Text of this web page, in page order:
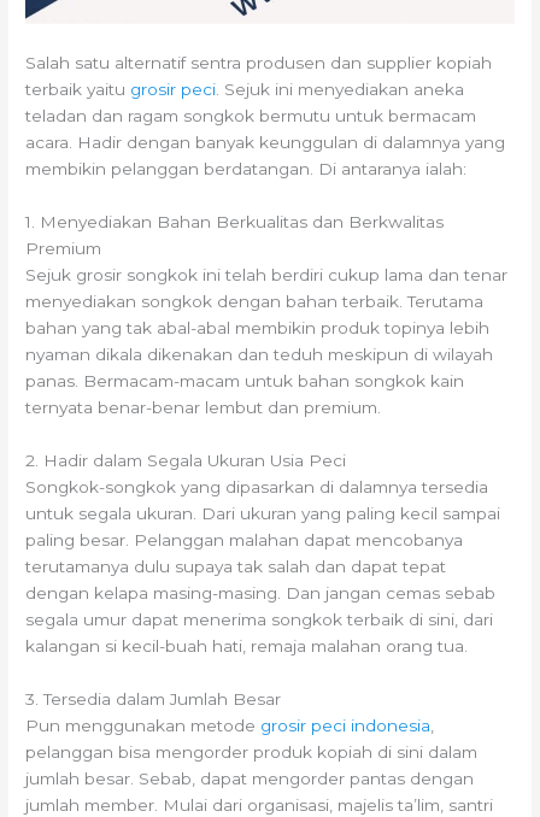
Salah satu alternatif sentra produsen dan supplier kopiah
terbaik yaitu grosir peci. Sejuk ini menyediakan aneka
teladan dan ragam songkok bermutu untuk bermacam
acara. Hadir dengan banyak keunggulan di dalamnya yang
membikin pelanggan berdatangan. Di antaranya ialah:
1. Menyediakan Bahan Berkualitas dan Berkwalitas
Premium
Sejuk grosir songkok ini telah berdiri cukup lama dan tenar
menyediakan songkok dengan bahan terbaik. Terutama
bahan yang tak abal-abal membikin produk topinya lebih
nyaman dikala dikenakan dan teduh meskipun di wilayah
panas. Bermacam-macam untuk bahan songkok kain
ternyata benar-benar lembut dan premium.
2. Hadir dalam Segala Ukuran Usia Peci
Songkok-songkok yang dipasarkan di dalamnya tersedia
untuk segala ukuran. Dari ukuran yang paling kecil sampai
paling besar. Pelanggan malahan dapat mencobanya
terutamanya dulu supaya tak salah dan dapat tepat
dengan kelapa masing-masing. Dan jangan cemas sebab
segala umur dapat menerima songkok terbaik di sini, dari
kalangan si kecil-buah hati, remaja malahan orang tua.
3. Tersedia dalam Jumlah Besar
Pun menggunakan metode grosir peci indonesia
pelanggan bisa mengorder produk kopiah di sini dalam
jumlah besar. Sebab, dapat mengorder pantas dengan
jumlah member. Mulai dari organisasi, majelis ta’lim, santri